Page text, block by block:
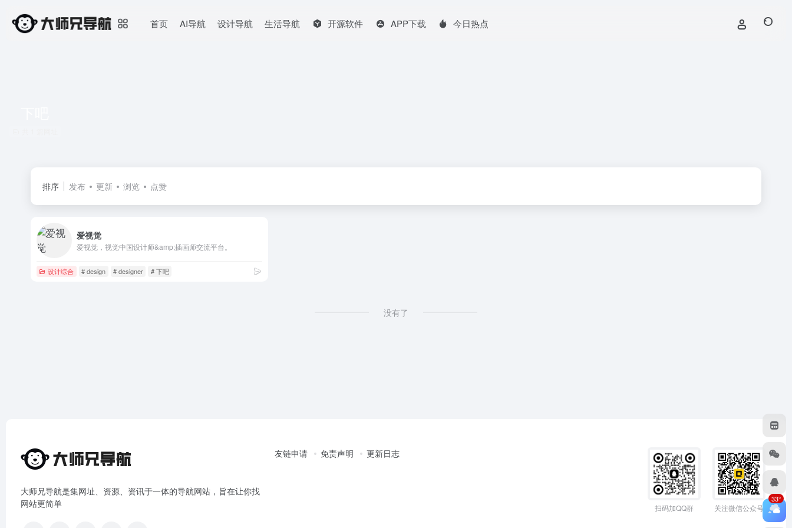
首页 AI导航 设计导航 生活导航 开源软件 APP下载 今日热点
排序 发布 更新 浏览 点赞
爱视觉
爱视觉，视觉中国设计师&amp;插画师交流平台。
设计综合 # design # designer # 下吧
没有了
大师兄导航是集网址、资源、资讯于一体的导航网站，旨在让你找
网站更简单
友链申请 免责声明 更新日志
扫码加QQ群 关注微信公众号
33°